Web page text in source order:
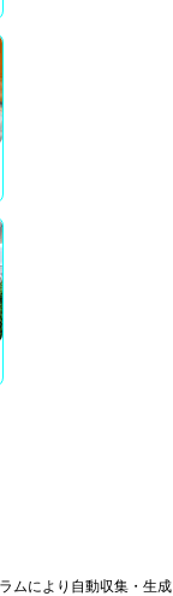
ムにより自動収集・生成